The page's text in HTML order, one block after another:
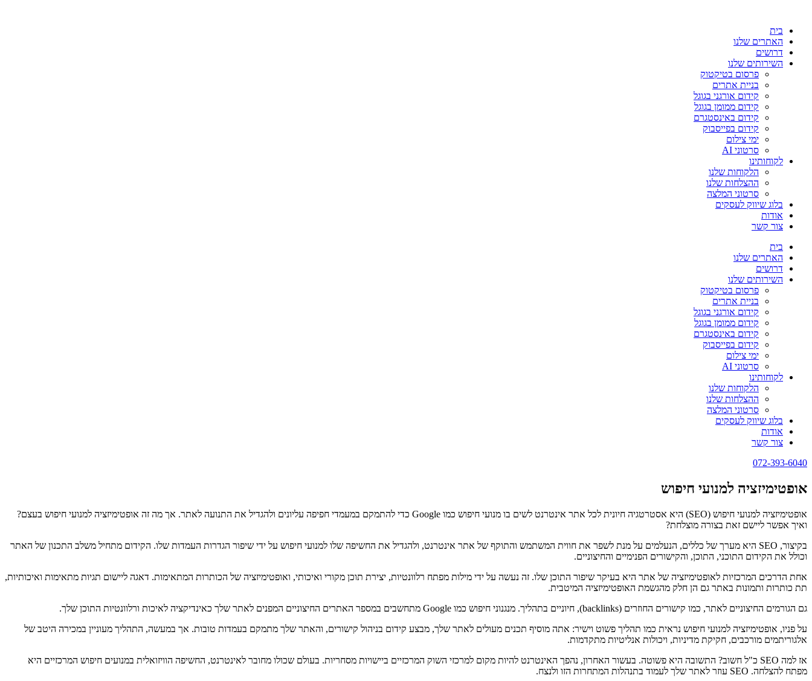
בית
האתרים שלנו
דרושים
השירותים שלנו
פרסום בטיקטוק
בניית אתרים
קידום אורגני בגוגל
קידום ממומן בגוגל
קידום באינסטגרם
קידום בפייסבוק
ימי צילום
סרטוני AI
לקוחותינו
הלקוחות שלנו
ההצלחות שלנו
סרטוני המלצה
בלוג שיווק לעסקים
אודות
צור קשר
בית
האתרים שלנו
דרושים
השירותים שלנו
פרסום בטיקטוק
בניית אתרים
קידום אורגני בגוגל
קידום ממומן בגוגל
קידום באינסטגרם
קידום בפייסבוק
ימי צילום
סרטוני AI
לקוחותינו
הלקוחות שלנו
ההצלחות שלנו
סרטוני המלצה
בלוג שיווק לעסקים
אודות
צור קשר
072-393-6040
אופטימיזציה למנועי חיפוש
אופטימיזציה למנועי חיפוש (SEO) היא אסטרטגיה חיונית לכל אתר אינטרנט לשים בו מנועי חיפוש כמו Google כדי להתמקם במעמדי חפיפה עליונים ולהגדיל את התנועה לאתר. אך מה זה אופטימיזציה למנועי חיפוש בעצם?
ואיך אפשר ליישם זאת בצורה מוצלחת?
בקיצור, SEO היא מערך של כללים, הנעלמים על מנת לשפר את חווית המשתמש והתוקף של אתר אינטרנט, ולהגדיל את החשיפה שלו למנועי חיפוש על ידי שיפור הגדרות העמדות שלו. הקידום מתחיל משלב התכנון של האתר
וכולל את הקידום התוכני, התוכן, והקישורים הפנימיים והחיצוניים.
אחת הדרכים המרכזיות לאופטימיזציה של אתר היא בעיקר שיפור התוכן שלו. זה נעשה על ידי מילות מפתח רלוונטיות, יצירת תוכן מקורי ואיכותי, ואופטימיזציה של הכותרות המתאימות. דאגה ליישום תגיות מתאימות ואיכותיות,
תת כותרות ותמונות באתר גם הן חלק מהגשמת האופטימיזציה המיטבית.
גם הגורמים החיצוניים לאתר, כמו קישורים החוזרים (backlinks), חיוניים בתהליך. מנגנוני חיפוש כמו Google מתחשבים במספר האתרים החיצוניים המפנים לאתר שלך כאינדיקציה לאיכות ורלוונטיות התוכן שלך.
על פניו, אופטימיזציה למנועי חיפוש נראית כמו תהליך פשוט וישיר: אתה מוסיף תכנים מעולים לאתר שלך, מבצע קידום בניהול קישורים, והאתר שלך מתמקם בעמדות טובות. אך במעשה, התהליך מעוניין במכירה היטב של
אלגוריתמים מורכבים, חקיקת מדיניות, ויכולות אנליטיות מתקדמות.
אז למה SEO כ"ל חשוב? התשובה היא פשוטה. בעשור האחרון, נהפך האינטרנט להיות מקום למרכזי השוק המרכזיים ביישויות מסחריות. בעולם שכולו מחובר לאינטרנט, החשיפה הוויזואלית במנועים חיפוש המרכזיים היא
מפתח להצלחה. SEO עוזר לאתר שלך לעמוד בתנהלות המתחרות הזו ולנצח.